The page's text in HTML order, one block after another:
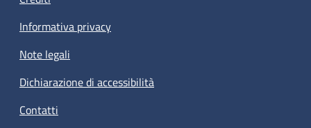
Informativa privacy
Note legali
Dichiarazione di accessibilità
Contatti